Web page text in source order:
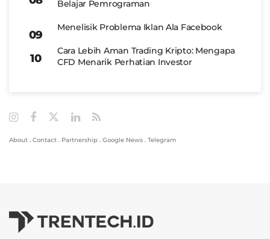
Belajar Pemrograman
Menelisik Problema Iklan Ala Facebook
Cara Lebih Aman Trading Kripto: Mengapa
CFD Menarik Perhatian Investor
About . Contact . Partnership . Google News . Telegram